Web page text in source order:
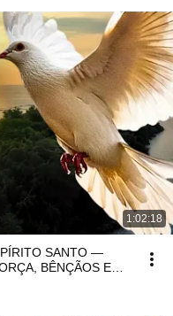
1:02:18
SANTO —
BÊNÇÃOS E